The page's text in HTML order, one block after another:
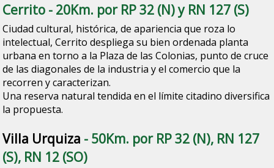
Cerrito - 20Km. por RP 32 (N) y RN 127 (S)
Ciudad cultural, histórica, de apariencia que roza lo
intelectual, Cerrito despliega su bien ordenada planta
urbana en torno a la Plaza de las Colonias, punto de cruce
de las diagonales de la industria y el comercio que la
recorren y caracterizan.
Una reserva natural tendida en el límite citadino diversifica
la propuesta.
Villa Urquiza - 50Km. por RP 32 (N), RN 127
(S), RN 12 (SO)